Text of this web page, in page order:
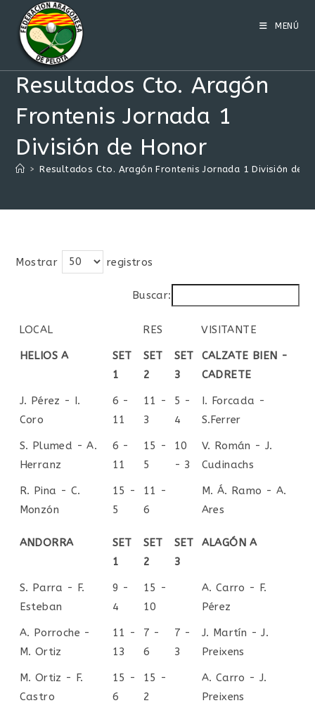
contenido
MENÚ
Resultados Cto. Aragón
Frontenis Jornada 1
División de Honor
> Resultados Cto. Aragón Frontenis Jornada 1 División de
Mostrar registros
Buscar:
LOCAL RES
VISITANTE
LOCAL
RES VISITANTE
HELIOS A
SET
1
SET
2
SET
3
CALZATE BIEN -
CADRETE
J. Pérez - I.
Coro
6 -
11
11 -
3
5 -
4
I. Forcada -
S.Ferrer
S. Plumed - A.
Herranz
6 -
11
15 -
5
10
- 3
V. Román - J.
Cudinachs
R. Pina - C.
Monzón
15 -
5
11 -
6
M. Á. Ramo - A.
Ares
ANDORRA
SET
1
SET
2
SET
3
ALAGÓN A
S. Parra - F.
Esteban
9 -
4
15 -
10
A. Carro - F.
Pérez
A. Porroche -
M. Ortiz
11 -
13
7 -
6
7 -
3
J. Martín - J.
Preixens
M. Ortiz - F.
Castro
15 -
6
15 -
2
A. Carro - J.
Preixens